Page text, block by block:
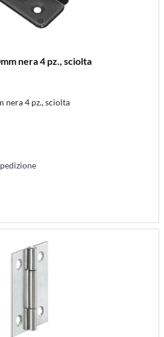
nera 4 pz., sciolta
nera 4 pz., sciolta